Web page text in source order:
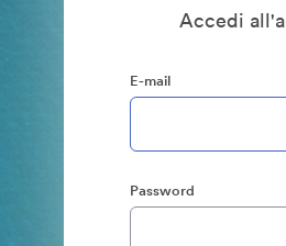
Accedi
E-mail
Password